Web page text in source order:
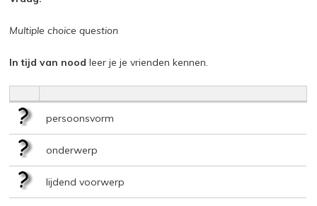
Multiple choice question
In tijd van nood leer je je vrienden kennen.
persoonsvorm
onderwerp
lijdend voorwerp